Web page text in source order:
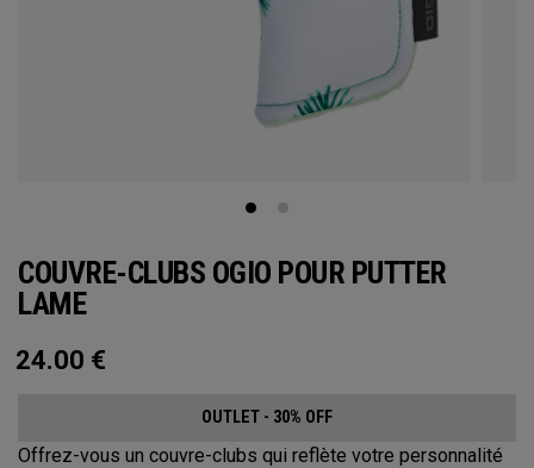
COUVRE-CLUBS OGIO POUR PUTTER
LAME
24.00 €
OUTLET - 30% OFF
Offrez-vous un couvre-clubs qui reflète votre personnalité